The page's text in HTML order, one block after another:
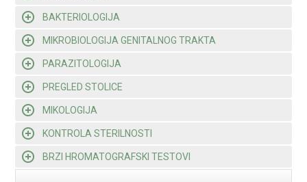
BAKTERIOLOGIJA
MIKROBIOLOGIJA GENITALNOG TRAKTA
PARAZITOLOGIJA
PREGLED STOLICE
MIKOLOGIJA
KONTROLA STERILNOSTI
BRZI HROMATOGRAFSKI TESTOVI